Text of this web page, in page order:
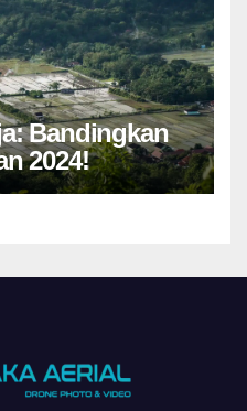
Bandingkan
2024!